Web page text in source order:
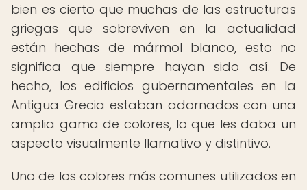
bien es cierto que muchas de las estructuras
griegas que sobreviven en la actualidad
están hechas de mármol blanco, esto no
significa que siempre hayan sido así. De
hecho, los edificios gubernamentales en la
Antigua Grecia estaban adornados con una
amplia gama de colores, lo que les daba un
aspecto visualmente llamativo y distintivo.
Uno de los colores más comunes utilizados en